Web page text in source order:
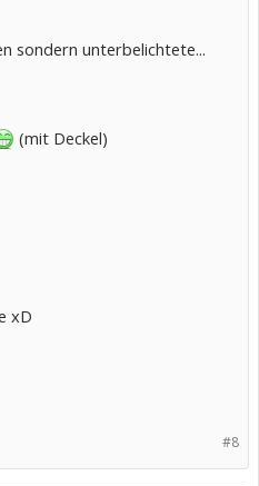
sondern unterbelichtete...
(mit Deckel)
xD
#8